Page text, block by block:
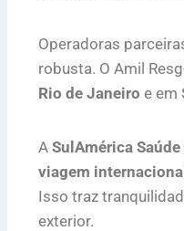
Operadoras
robusta. O Amil
Rio de Janeiro e em
A SulAmérica Saúde
viagem
Isso traz
exterior.